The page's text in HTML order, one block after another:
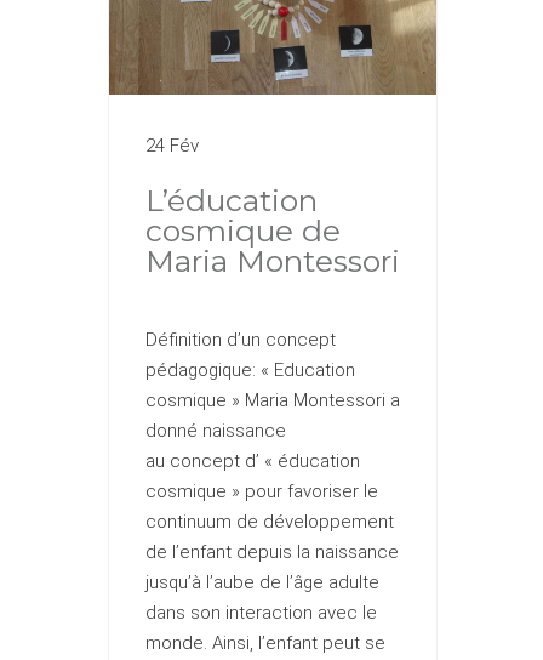
24 Fév
L’éducation
cosmique de
Maria Montessori
Définition d’un concept
pédagogique: « Education
cosmique » Maria Montessori a
donné naissance
au concept d’ « éducation
cosmique » pour favoriser le
continuum de développement
de l’enfant depuis la naissance
jusqu’à l’aube de l’âge adulte
dans son interaction avec le
monde. Ainsi, l’enfant peut se